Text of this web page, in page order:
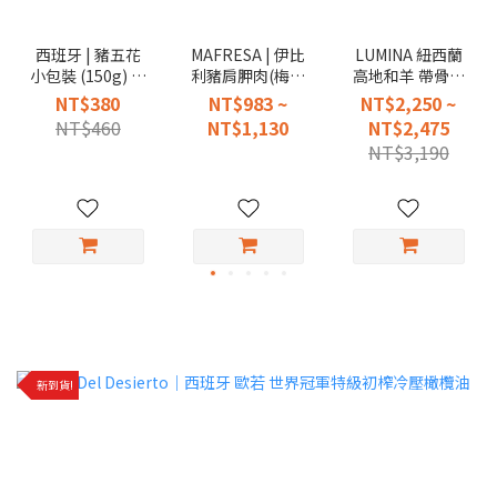
西班牙 | 豬五花
小包裝 (150g) -5
包入
NT$380
NT$460
MAFRESA | 伊比
利豬肩胛肉(梅花
肉)
NT$983 ~
NT$1,130
LUMINA 紐西蘭
高地和羊 帶骨法
式羊排（ 去蓋）
1.kg±10%
NT$2,250 ~
NT$2,475
NT$3,190
新到貨!